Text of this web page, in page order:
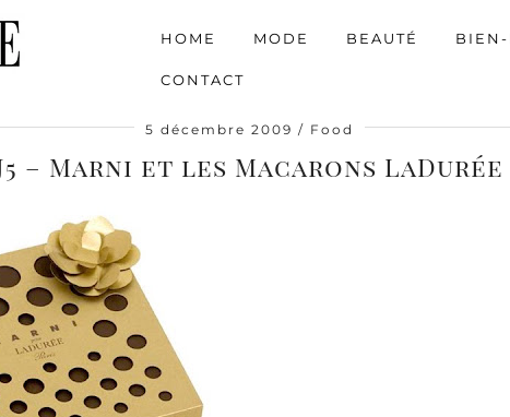
HOME MODE BEAUTÉ BIEN-
CONTACT
5 décembre 2009 Food
– Marni et les Macarons LaDurée